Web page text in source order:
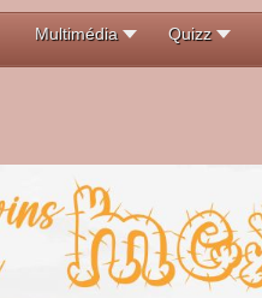
Multimédia Quizz